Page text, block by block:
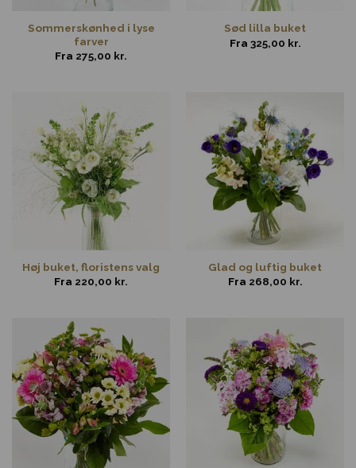
Sommerskønhed i lyse
farver
Fra 275,00 kr.
Sød lilla buket
Fra 325,00 kr.
Høj buket, floristens valg
Fra 220,00 kr.
Glad og luftig buket
Fra 268,00 kr.